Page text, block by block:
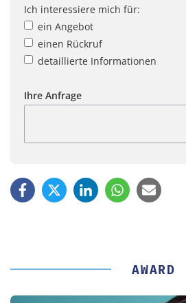
Ich interessiere mich für:
ein Angebot
einen Rückruf
detaillierte Informationen
Ihre Anfrage
AWARD